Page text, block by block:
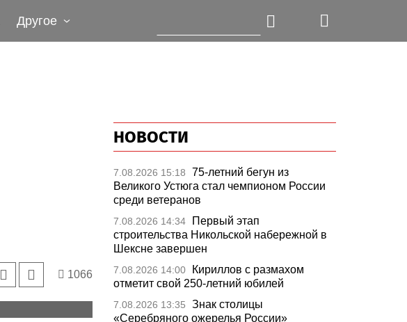
Другое
1066
НОВОСТИ
7.08.2026 15:18
75-летний бегун из
Великого Устюга стал чемпионом России
среди ветеранов
7.08.2026 14:34
Первый этап
строительства Никольской набережной в
Шексне завершен
7.08.2026 14:00
Кириллов с размахом
отметит свой 250-летний юбилей
7.08.2026 13:35
Знак столицы
«Серебряного ожерелья России»